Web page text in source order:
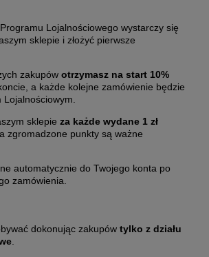
Lojalnościowego wystarczy się
sklepie i złożyć pierwsze
zakupów otrzymasz na start 10%
a każde kolejne zamówienie będzie
sklepie za każde wydane 1 zł
, a zgromadzone punkty są ważne
automatycznie do Twojego konta po
zamówienia.
dokonując zakupów tylko z działu